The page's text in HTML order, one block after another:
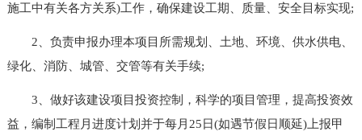
施工中有关各方关系)工作，确保建设工期、质量、安全目标实现;
2、负责申报办理本项目所需规划、土地、环境、供水供电、
绿化、消防、城管、交管等有关手续;
3、做好该建设项目投资控制，科学的项目管理，提高投资效
益，编制工程月进度计划并于每月25日(如遇节假日顺延)上报甲